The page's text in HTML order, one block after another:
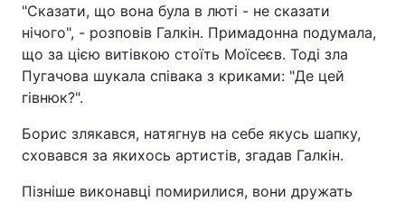
"Сказати, що вона була в люті - не сказати
нічого", - розповів Галкін. Примадонна подумала,
що за цією витівкою стоїть Моїсеєв. Тоді зла
Пугачова шукала співака з криками: "Де цей
гівнюк?".
Борис злякався, натягнув на себе якусь шапку,
сховався за якихось артистів, згадав Галкін.
Пізніше виконавці помирилися, вони дружать